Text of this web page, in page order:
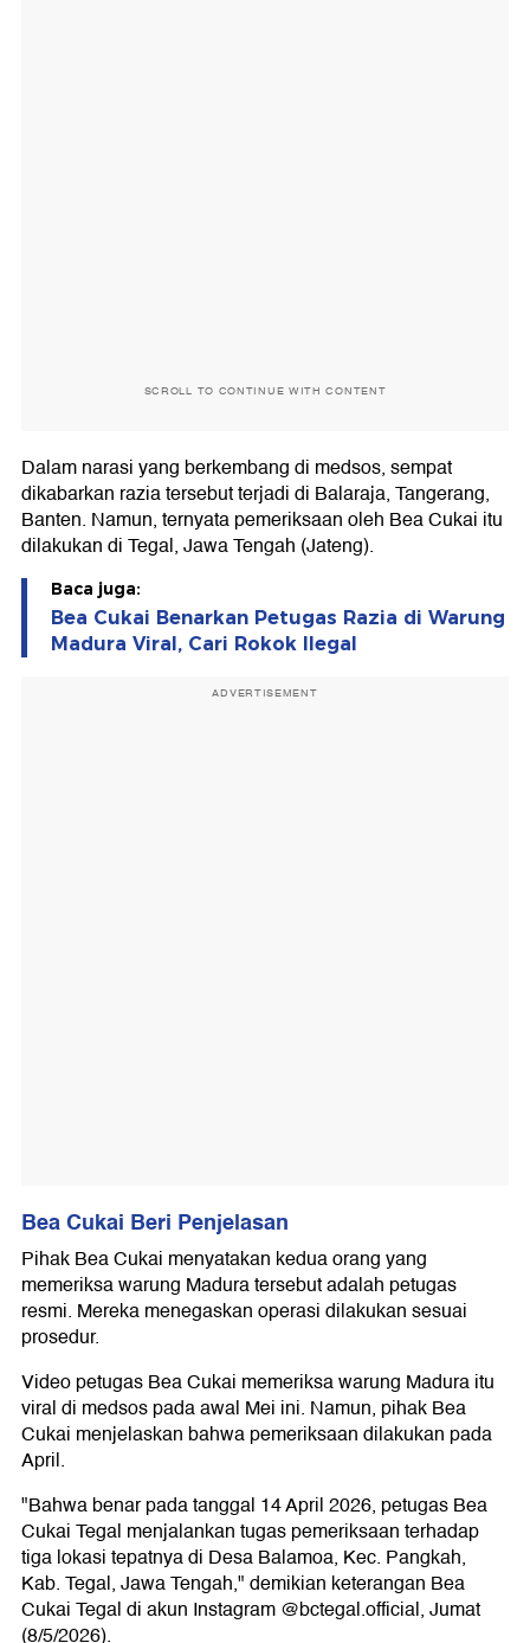
SCROLL TO CONTINUE WITH CONTENT
Dalam narasi yang berkembang di medsos, sempat
dikabarkan razia tersebut terjadi di Balaraja, Tangerang,
Banten. Namun, ternyata pemeriksaan oleh Bea Cukai itu
dilakukan di Tegal, Jawa Tengah (Jateng).
Baca juga:
Bea Cukai Benarkan Petugas Razia di Warung
Madura Viral, Cari Rokok Ilegal
ADVERTISEMENT
Bea Cukai Beri Penjelasan
Pihak Bea Cukai menyatakan kedua orang yang
memeriksa warung Madura tersebut adalah petugas
resmi. Mereka menegaskan operasi dilakukan sesuai
prosedur.
Video petugas Bea Cukai memeriksa warung Madura itu
viral di medsos pada awal Mei ini. Namun, pihak Bea
Cukai menjelaskan bahwa pemeriksaan dilakukan pada
April.
"Bahwa benar pada tanggal 14 April 2026, petugas Bea
Cukai Tegal menjalankan tugas pemeriksaan terhadap
tiga lokasi tepatnya di Desa Balamoa, Kec. Pangkah,
Kab. Tegal, Jawa Tengah," demikian keterangan Bea
Cukai Tegal di akun Instagram @bctegal.official, Jumat
(8/5/2026).